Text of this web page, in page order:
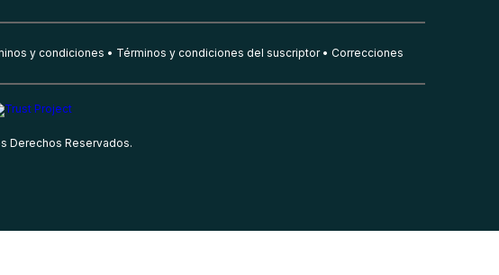
y condiciones Términos y condiciones del suscriptor Correcciones
Derechos Reservados.